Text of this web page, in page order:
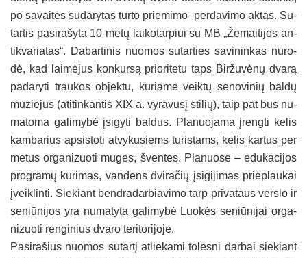
po sa­vai­tės su­da­ry­tas tur­to priėmimo–perdavimo ak­tas. Su­
tar­tis pa­si­ra­šy­ta 10 me­tų lai­ko­tar­piui su MB „Že­mai­ti­jos an­
tik­va­ria­tas“. Da­bar­ti­nis nuo­mos su­tar­ties sa­vi­nin­kas nu­ro­
dė, kad lai­mė­jus kon­kur­są prio­ri­te­tu taps Bir­žu­vė­nų dva­rą
pa­da­ry­ti trau­kos ob­jek­tu, ku­ria­me veik­tų se­no­vi­nių bal­dų
mu­zie­jus (ati­tin­kan­tis XIX a. vy­ra­vu­sį sti­lių), taip pat bus nu­
ma­to­ma ga­li­my­bė įsi­gy­ti bal­dus. Pla­nuo­ja­ma įreng­ti ke­lis
kam­ba­rius ap­si­sto­ti at­vy­ku­siems tu­ris­tams, ke­lis kar­tus per
me­tus or­ga­ni­zuo­ti mu­ges, šven­tes. Pla­nuo­se – edu­ka­ci­jos
pro­gra­mų kū­ri­mas, van­dens dvi­ra­čių įsi­gi­ji­mas prie­plau­kai
įveik­lin­ti. Sie­kiant bend­ra­dar­bia­vi­mo tarp pri­va­taus vers­lo ir
se­niū­ni­jos yra nu­ma­ty­ta ga­li­my­bė Luo­kės se­niū­ni­jai or­ga­
ni­zuo­ti ren­gi­nius dva­ro te­ri­to­ri­jo­je.
Pa­si­ra­šius nuo­mos su­tar­tį at­lie­ka­mi to­les­ni dar­bai sie­kiant